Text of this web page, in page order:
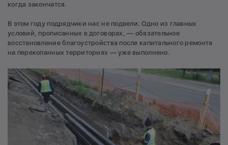
когда закончатся.
В этом году подрядчики нас не подвели. Одно из главных
условий, прописанных в договорах, — обязательное
восстановление благоустройства после капитального ремонта
на перекопанных территориях — уже выполнено.